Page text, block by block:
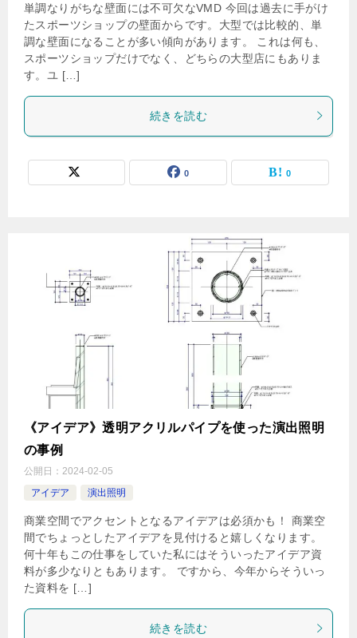
単調なりがちな壁面には不可欠なVMD 今回は過去に手がけ
たスポーツショップの壁面からです。大型では比較的、単
調な壁面になることが多い傾向があります。 これは何も、
スポーツショップだけでなく、どちらの大型店にもありま
す。ユ […]
続きを読む
0 0
《アイデア》透明アクリルパイプを使った演出照明
の事例
公開日： 2024-02-05
アイデア
演出照明
商業空間でアクセントとなるアイデアは必須かも！ 商業空
間でちょっとしたアイデアを見付けると嬉しくなります。
何十年もこの仕事をしていた私にはそういったアイデア資
料が多少なりともあります。 ですから、今年からそういっ
た資料を […]
続きを読む